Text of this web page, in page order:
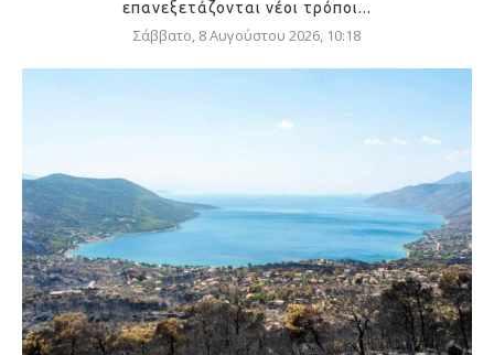
επανεξετάζονται νέοι τρόποι...
Σάββατο, 8 Αυγούστου 2026, 10:18